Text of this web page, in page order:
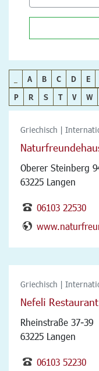
A B C D E
P
R S T V W
Griechisch |
Oberer Steinberg
63225 Langen
06103 22530
Griechisch |
Nefeli
Rheinstraße 37-39
63225 Langen
06103 52230